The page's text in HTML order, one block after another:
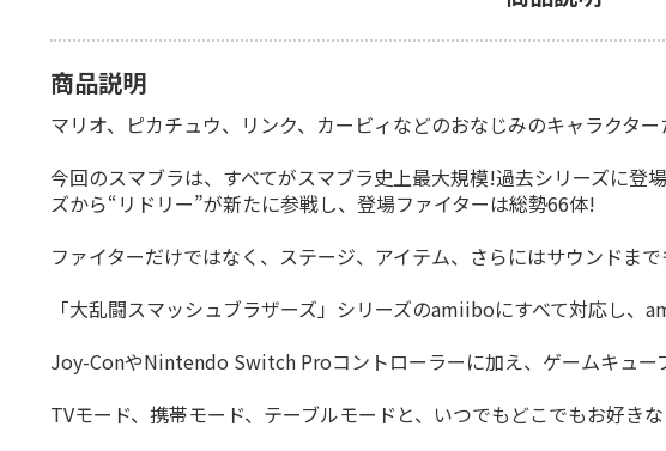
商品説明
マリオ、ピカチュウ、リンク、カービィなどのおなじみのキャラク
今回のスマブラは、すべてがスマブラ史上最大規模!過去シリーズに
ズから“リドリー”が新たに参戦し、登場ファイターは総勢66体!
ファイターだけではなく、ステージ、アイテム、さらにはサウンドま
「大乱闘スマッシュブラザーズ」シリーズのamiiboにすべて対応し、
Joy-ConやNintendo Switch Proコントローラーに加え、ゲームキュー
TVモード、携帯モード、テーブルモードと、いつでもどこでもお好き